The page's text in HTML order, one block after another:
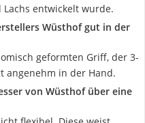
entwickelt wurde.
Wüsthof gut in der
geformten Griff, der 3-
angenehm in der Hand.
von Wüsthof über eine